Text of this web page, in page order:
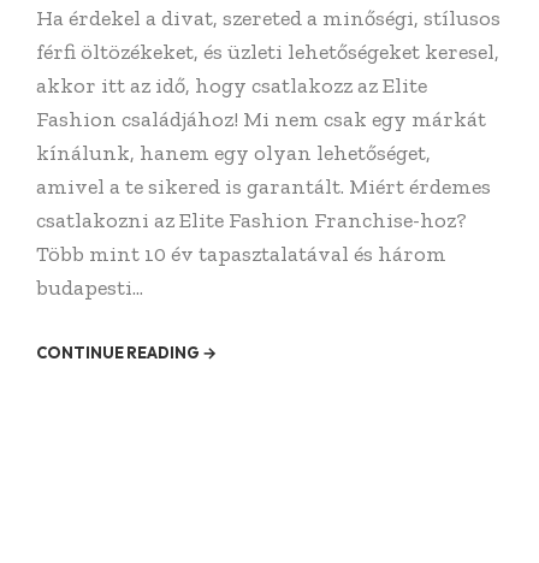
Ha érdekel a divat, szereted a minőségi, stílusos
férfi öltözékeket, és üzleti lehetőségeket keresel,
akkor itt az idő, hogy csatlakozz az Elite
Fashion családjához! Mi nem csak egy márkát
kínálunk, hanem egy olyan lehetőséget,
amivel a te sikered is garantált. Miért érdemes
csatlakozni az Elite Fashion Franchise-hoz?
Több mint 10 év tapasztalatával és három
budapesti...
CONTINUE READING →